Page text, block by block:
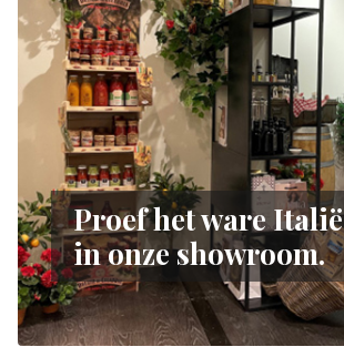
Proef het ware Italië
in onze showroom.